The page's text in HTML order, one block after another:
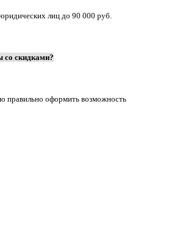
лиц до 90 000 руб.
со скидками?
правильно оформить возможность